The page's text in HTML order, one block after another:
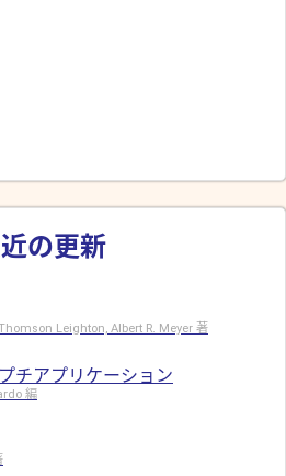
の更新
Leighton, Albert R. Meyer 著
チアプリケーション
編